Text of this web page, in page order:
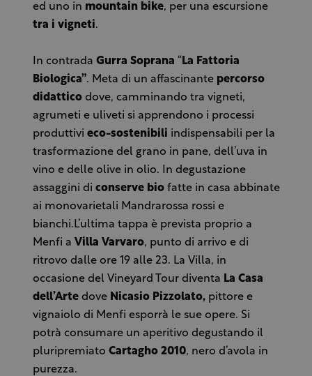
ed uno in mountain bike, per una escursione
tra i vigneti.
In contrada Gurra Soprana “La Fattoria
Biologica”. Meta di un affascinante percorso
didatticodove, camminando tra vigneti,
agrumeti e uliveti si apprendono i processi
produttivi eco-sostenibili indispensabili per la
trasformazione del grano in pane, dell’uva in
vino e delle olive in olio. In degustazione
assaggini di conserve biofatte in casa abbinate
ai monovarietali Mandrarossa rossi e
bianchi.L’ultima tappa è prevista proprio a
Menfi a Villa Varvaro, punto di arrivo e di
ritrovo dalle ore 19 alle 23. La Villa, in
occasione del Vineyard Tour diventa La Casa
dell’Artedove Nicasio Pizzolato, pittore e
vignaiolo di Menfi esporrà le sue opere. Si
potrà consumare un aperitivo degustando il
pluripremiato Cartagho 2010, nero d’avola in
purezza.